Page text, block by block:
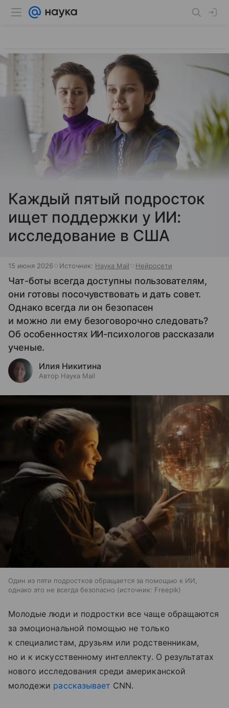
Каждый пятый подросток
ищет поддержки у ИИ:
исследование в США
15 июня 2026 Источник: Наука Mail Нейросети
Чат-боты всегда доступны пользователям,
они готовы посочувствовать и дать совет.
Однако всегда ли он безопасен
и можно ли ему безоговорочно следовать?
Об особенностях ИИ-психологов рассказали
ученые.
Илия Никитина
Автор Наука Mail
Один из пяти подростков обращается за помощью к ИИ,
однако это не всегда безопасно
источник: Freepik
Молодые люди и подростки все чаще обращаются
за эмоциональной помощью не только
к специалистам, друзьям или родственникам,
но и к искусственному интеллекту. О результатах
нового исследования среди американской
молодежи рассказывает CNN.